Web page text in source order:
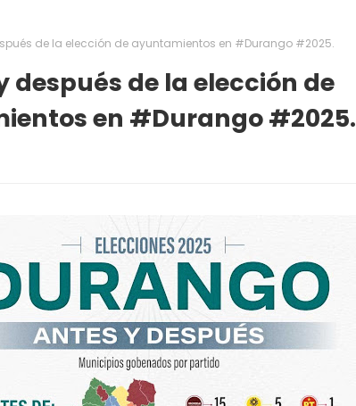
de la elección de ayuntamientos en #Durango #2025.
después de la elección de
en #Durango #2025.